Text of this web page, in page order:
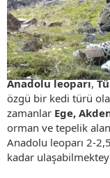
Anadolu leoparı,
özgü bir kedi türü
zamanlar Ege,
orman ve tepelik
Anadolu leoparı 2-
kadar